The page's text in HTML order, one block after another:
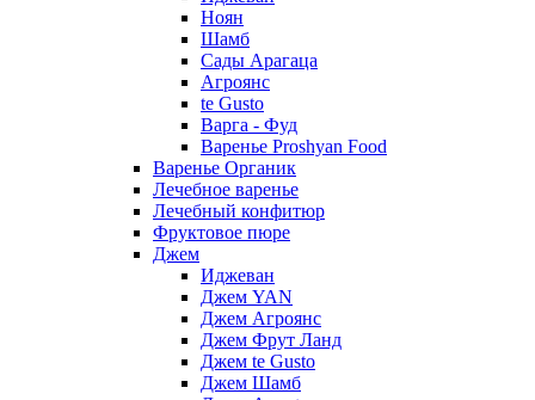
Ноян
Шамб
Сады Арагаца
Агроянс
te Gusto
Варга - Фуд
Варенье Proshyan Food
Варенье Органик
Лечебное варенье
Лечебный конфитюр
Фруктовое пюре
Джем
Иджеван
Джем YAN
Джем Агроянс
Джем Фрут Ланд
Джем te Gusto
Джем Шамб